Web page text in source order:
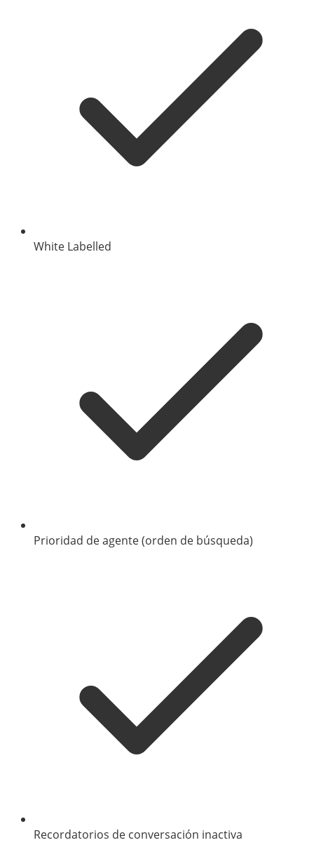
White Labelled
Prioridad de agente (orden de búsqueda)
Recordatorios de conversación inactiva